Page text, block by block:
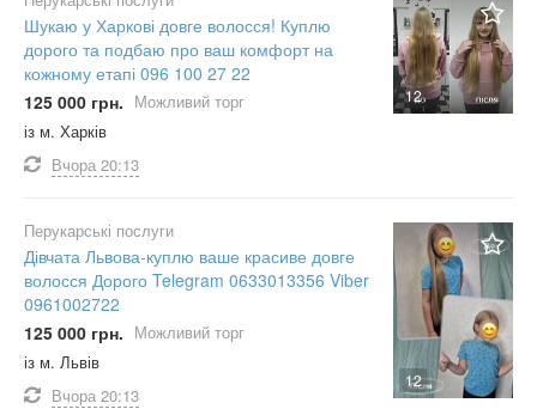
12
Шукаю у Харкові довге волосся! Куплю
дорого та подбаю про ваш комфорт на
кожному етапі 096 100 27 22
125 000 грн. Можливий торг
із м. Харків
Вчора 20:13
12
Перукарські послуги
Дівчата Львова-куплю ваше красиве довге
волосся Дорого Telegram 0633013356 Viber
0961002722
125 000 грн. Можливий торг
із м. Львів
Вчора 20:13